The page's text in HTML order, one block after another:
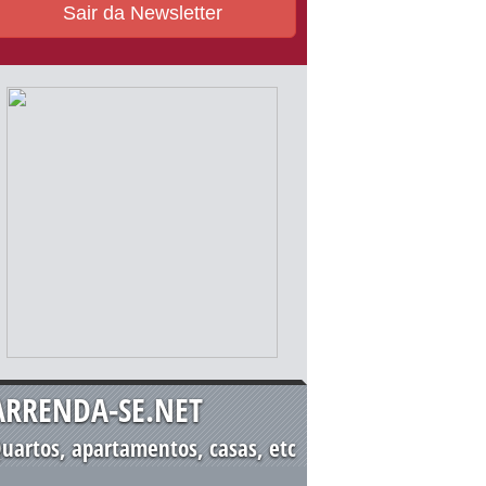
Sair da Newsletter
SE.NET
apartamentos, casas, etc